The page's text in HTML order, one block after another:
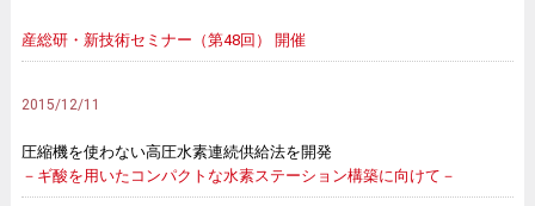
産総研・新技術セミナー（第48回） 開催
2015/12/11
圧縮機を使わない高圧水素連続供給法を開発
－ギ酸を用いたコンパクトな水素ステーション構築に向けて－